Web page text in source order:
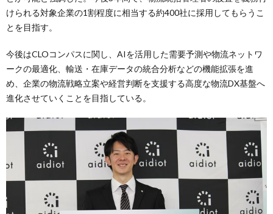
けられる対象企業の1割程度に相当する約400社に採用してもらうこ
とを目指す。
今後はCLOコンパスに関し、AIを活用した需要予測や物流ネットワ
ークの最適化、輸送・在庫データの統合分析などの機能拡張を進
め、企業の物流戦略立案や経営判断を支援する高度な物流DX基盤へ
進化させていくことを目指している。